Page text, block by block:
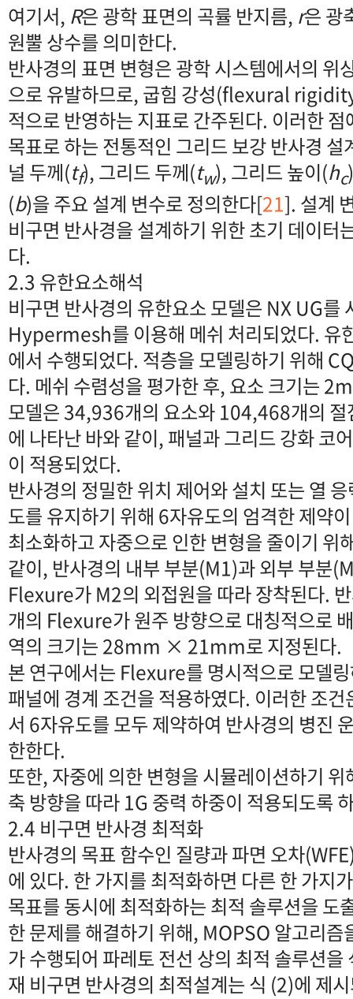
여기서, R은 광학 표면의 곡률 반지름, r은 광
원뿔 상수를 의미한다.
반사경의 표면 변형은 광학 시스템에서의 위
으로 유발하므로, 굽힘 강성(flexural
적으로 반영하는 지표로 간주된다. 이러한
목표로 하는 전통적인 그리드 보강 반사경
널 두께(tf), 그리드 두께(tw), 그리드 높이(hc
(b)을 주요 설계 변수로 정의한다[21]. 설계
비구면 반사경을 설계하기 위한 초기 데이
다.
2.3 유한요소해석
비구면 반사경의 유한요소 모델은 NX UG를
Hypermesh를 이용해 메쉬 처리되었다.
에서 수행되었다. 적층을 모델링하기 위해
다. 메쉬 수렴성을 평가한 후, 요소 크기는
모델은 34,936개의 요소와 104,468개의
에 나타난 바와 같이, 패널과 그리드 강화 코
이 적용되었다.
반사경의 정밀한 위치 제어와 설치 또는 열
도를 유지하기 위해 6자유도의 엄격한 제약
최소화하고 자중으로 인한 변형을 줄이기 위
같이, 반사경의 내부 부분(M1)과 외부 부분
Flexure가 M2의 외접원을 따라 장착된다.
개의 Flexure가 원주 방향으로 대칭적으로
역의 크기는 28mm × 21mm로 지정된다.
본 연구에서는 Flexure를 명시적으로 모델
패널에 경계 조건을 적용하였다. 이러한 조
서 6자유도를 모두 제약하여 반사경의 병진
한한다.
또한, 자중에 의한 변형을 시뮬레이션하기
축 방향을 따라 1G 중력 하중이 적용되도록
2.4 비구면 반사경 최적화
반사경의 목표 함수인 질량과 파면 오차
에 있다. 한 가지를 최적화하면 다른 한 가지
목표를 동시에 최적화하는 최적 솔루션을 도
한 문제를 해결하기 위해, MOPSO 알고리즘
가 수행되어 파레토 전선 상의 최적 솔루션
재 비구면 반사경의 최적설계는 식 (2)에 제